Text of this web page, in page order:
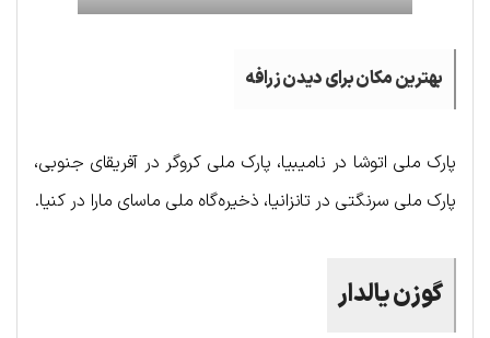
بهترین مکان برای دیدن زرافه
پارک ملی اتوشا در نامیبیا، پارک ملی کروگر در آفریقای جنوبی،
پارک ملی سرنگتی در تانزانیا، ذخیره‌گاه ملی ماسای مارا در کنیا.
گوزن یالدار